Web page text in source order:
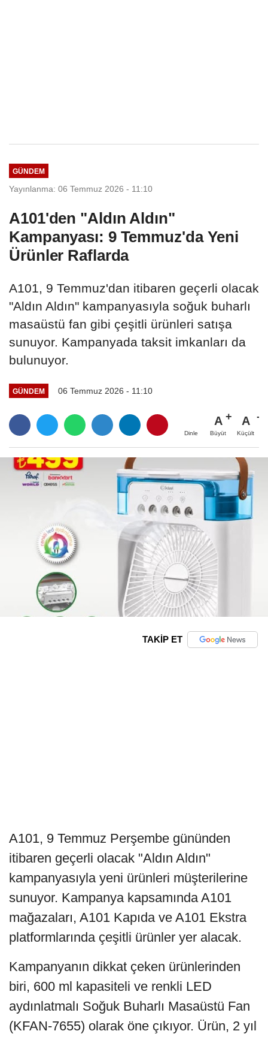
GÜNDEM
Yayınlanma: 06 Temmuz 2026 - 11:10
A101'den "Aldın Aldın"
Kampanyası: 9 Temmuz'da Yeni
Ürünler Raflarda
A101, 9 Temmuz'dan itibaren geçerli olacak
"Aldın Aldın" kampanyasıyla soğuk buharlı
masaüstü fan gibi çeşitli ürünleri satışa
sunuyor. Kampanyada taksit imkanları da
bulunuyor.
GÜNDEM 06 Temmuz 2026 - 11:10
Dinle
A
Büyüt
A
Küçült
TAKİP ET
A101, 9 Temmuz Perşembe gününden
itibaren geçerli olacak "Aldın Aldın"
kampanyasıyla yeni ürünleri müşterilerine
sunuyor. Kampanya kapsamında A101
mağazaları, A101 Kapıda ve A101 Ekstra
platformlarında çeşitli ürünler yer alacak.
Kampanyanın dikkat çeken ürünlerinden
biri, 600 ml kapasiteli ve renkli LED
aydınlatmalı Soğuk Buharlı Masaüstü Fan
(KFAN-7655) olarak öne çıkıyor. Ürün, 2 yıl